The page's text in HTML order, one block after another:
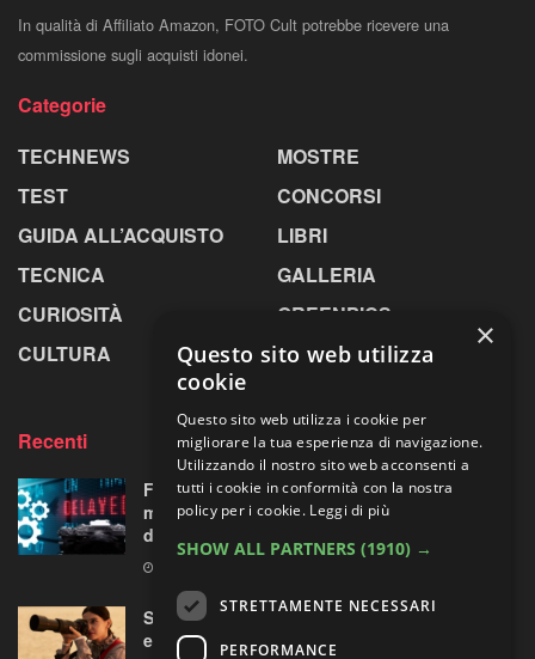
In qualità di Affiliato Amazon, FOTO Cult potrebbe ricevere una
commissione sugli acquisti idonei.
Categorie
TECHNEWS
TEST
GUIDA ALL’ACQUISTO
TECNICA
CURIOSITÀ
CULTURA
MOSTRE
CONCORSI
LIBRI
GALLERIA
GREENPICS
LA RIVISTA
Recenti
Fujifilm X-T6: cambio di programma a Parigi,
ma all’orizzonte si intravede una “doppietta”
di ottiche XF
Sony guarda lontano senza chiedere troppo:
ecco il nuovo FE 100-400mm F5.6-8 OSS
×
Questo sito web utilizza
cookie
Questo sito web utilizza i cookie per
migliorare la tua esperienza di navigazione.
Utilizzando il nostro sito web acconsenti a
tutti i cookie in conformità con la nostra
policy per i cookie. Leggi di più
SHOW ALL PARTNERS (1910) →
STRETTAMENTE NECESSARI
PERFORMANCE